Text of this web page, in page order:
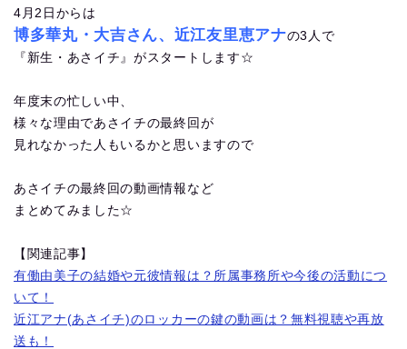
4月2日からは
博多華丸・大吉さん、近江友里恵アナの3人で
『新生・あさイチ』がスタートします☆
年度末の忙しい中、
様々な理由であさイチの最終回が
見れなかった人もいるかと思いますので
あさイチの最終回の動画情報など
まとめてみました☆
【関連記事】
有働由美子の結婚や元彼情報は？所属事務所や今後の活動につ
いて！
近江アナ(あさイチ)のロッカーの鍵の動画は？無料視聴や再放
送も！